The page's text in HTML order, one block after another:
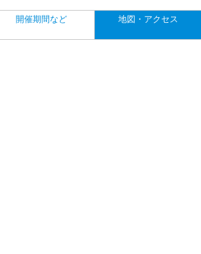
開催期間など 地図・アクセス